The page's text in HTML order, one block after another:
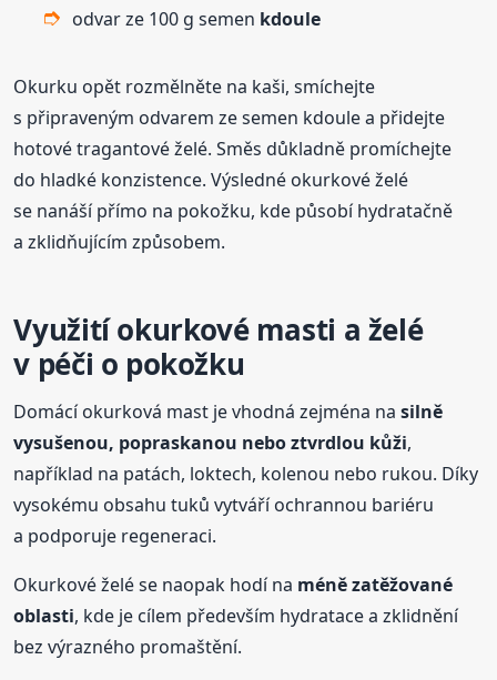
odvar ze 100 g semen kdoule
Okurku opět rozmělněte na kaši, smíchejte
s připraveným odvarem ze semen kdoule a přidejte
hotové tragantové želé. Směs důkladně promíchejte
do hladké konzistence. Výsledné okurkové želé
se nanáší přímo na pokožku, kde působí hydratačně
a zklidňujícím způsobem.
Využití okurkové masti a želé
v péči o pokožku
Domácí okurková mast je vhodná zejména nasilně
vysušenou, popraskanou nebo ztvrdlou kůži,
například na patách, loktech, kolenou nebo rukou. Díky
vysokému obsahu tuků vytváří ochrannou bariéru
a podporuje regeneraci.
Okurkové želé se naopak hodí na méně zatěžované
oblasti, kde je cílem především hydratace a zklidnění
bez výrazného promaštění.